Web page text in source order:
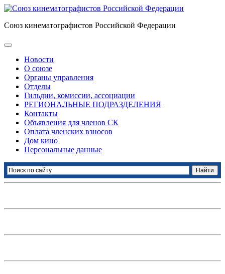
Союз кинематографистов Российской Федерации
Новости
О союзе
Органы управления
Отделы
Гильдии, комиссии, ассоциации
РЕГИОНАЛЬНЫЕ ПОДРАЗДЕЛЕНИЯ
Контакты
Объявления для членов СК
Оплата членских взносов
Дом кино
Персональные данные